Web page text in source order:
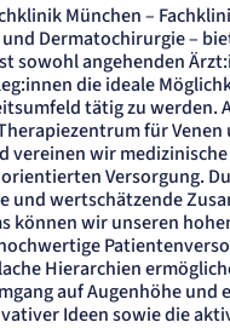
München –
Dermatochirurgie –
sowohl angehenden
die ideale
tätig zu werden.
für Venen
vereinen wir
Versorgung.
und wertschätzende
können wir unseren
Hierarchien
auf Augenhöhe und
Ideen sowie die
Funktionen und
Funktion der
Cookie
die Entscheidung des Besuchers, wenn auf
Opt-In ausgespielt wird. Wird auch für ein